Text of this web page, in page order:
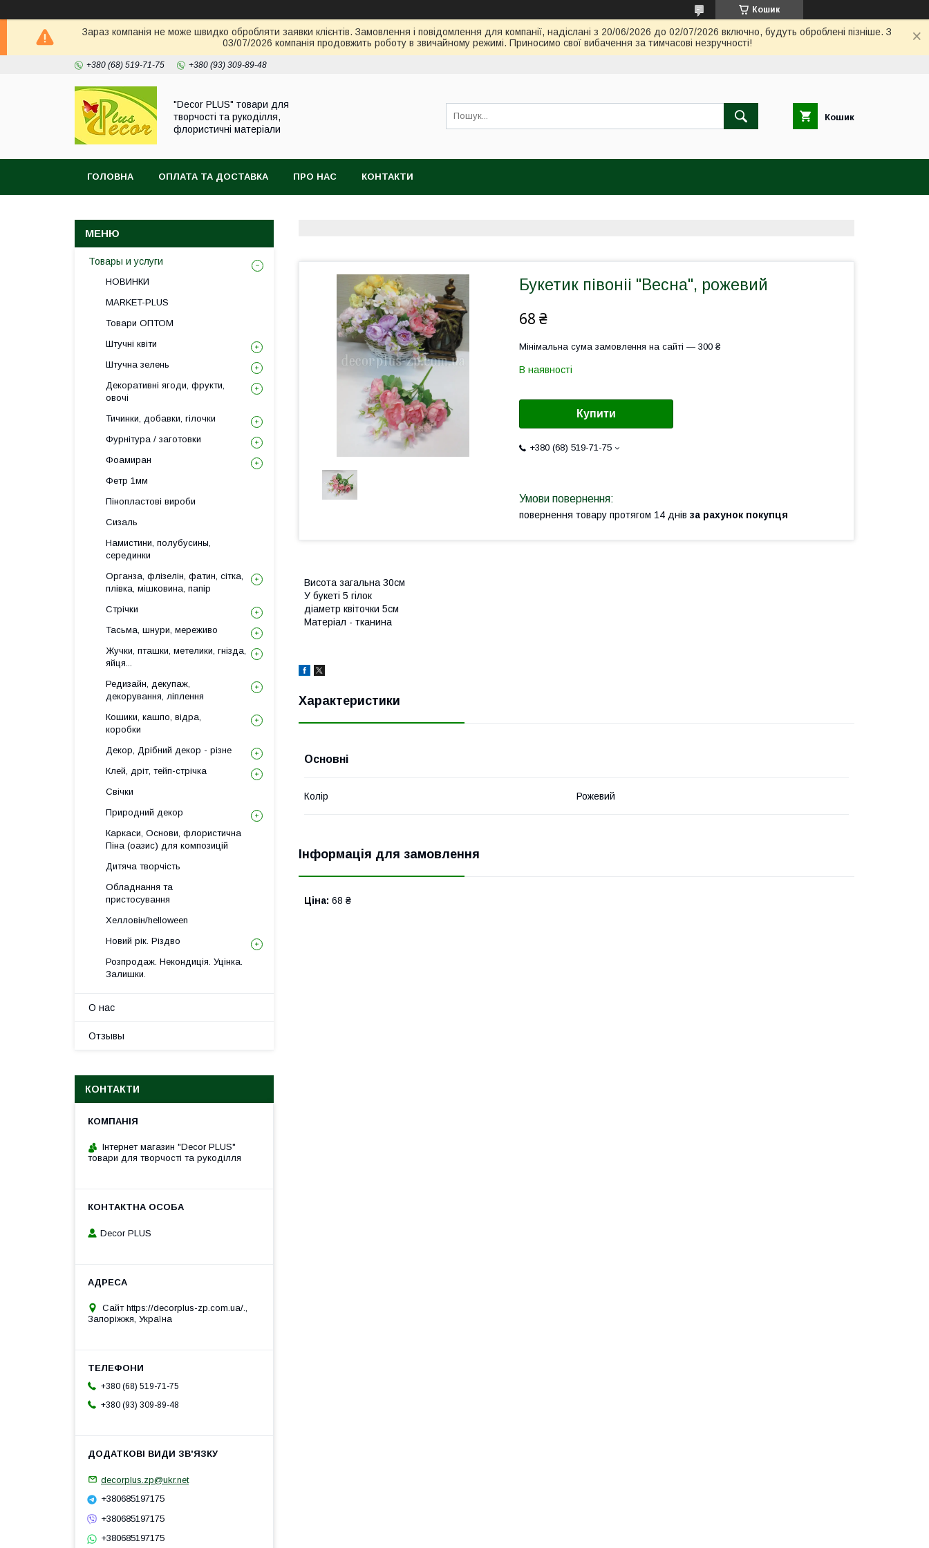
Кошик
Зараз компанія не може швидко обробляти заявки клієнтів. Замовлення і повідомлення для компанії, надіслані з 20/06/2026 до 02/07/2026 включно, будуть оброблені пізніше. З
03/07/2026 компанія продовжить роботу в звичайному режимі. Приносимо свої вибачення за тимчасові незручності!
+380 (68) 519-71-75 +380 (93) 309-89-48
"Decor PLUS" товари для
творчості та рукоділля,
флористичні матеріали
Кошик
ГОЛОВНА ОПЛАТА ТА ДОСТАВКА ПРО НАС КОНТАКТИ
Букетик півоніі "Весна", рожевий
68 ₴
Мінімальна сума замовлення на сайті — 300 ₴
В наявності
Купити
+380 (68) 519-71-75
повернення товару протягом 14 днів за рахунок покупця
Висота загальна 30см
У букеті 5 гілок
діаметр квіточки 5см
Матеріал - тканина
Характеристики
Основні
Колір Рожевий
Інформація для замовлення
Ціна: 68 ₴
Товары и услуги
НОВИНКИ
MARKET-PLUS
Товари ОПТОМ
Штучні квіти
Штучна зелень
Декоративні ягоди, фрукти,
овочі
Тичинки, добавки, гілочки
Фурнітура / заготовки
Фоамиран
Фетр 1мм
Пінопластові вироби
Сизаль
Намистини, полубусины,
серединки
Органза, флізелін, фатин, сітка,
плівка, мішковина, папір
Стрічки
Тасьма, шнури, мереживо
Жучки, пташки, метелики, гнізда,
яйця...
Редизайн, декупаж,
декорування, ліплення
Кошики, кашпо, відра,
коробки
Декор, Дрібний декор - різне
Клей, дріт, тейп-стрічка
Свічки
Природний декор
Каркаси, Основи, флористична
Піна (оазис) для композицій
Дитяча творчість
Обладнання та
пристосування
Хелловін/helloween
Новий рік. Різдво
Розпродаж. Некондиція. Уцінка.
Залишки.
О нас
Отзывы
КОНТАКТИ
Інтернет магазин "Decor PLUS"
товари для творчості та рукоділля
Decor PLUS
Сайт https://decorplus-zp.com.ua/.,
Запоріжжя, Україна
+380 (68) 519-71-75
+380 (93) 309-89-48
decorplus.zp@ukr.net
+380685197175
+380685197175
+380685197175